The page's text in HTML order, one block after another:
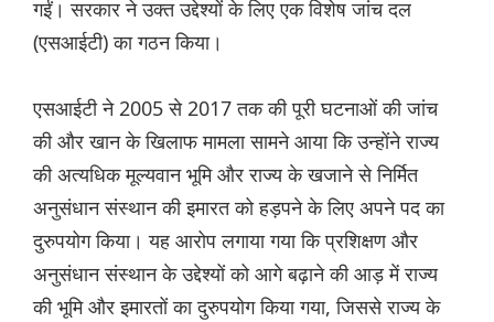
गईं। सरकार ने उक्त उद्देश्यों के लिए एक विशेष जांच दल
(एसआईटी) का गठन किया।
एसआईटी ने 2005 से 2017 तक की पूरी घटनाओं की जांच
की और खान के खिलाफ मामला सामने आया कि उन्होंने राज्य
की अत्यधिक मूल्यवान भूमि और राज्य के खजाने से निर्मित
अनुसंधान संस्थान की इमारत को हड़पने के लिए अपने पद का
दुरुपयोग किया। यह आरोप लगाया गया कि प्रशिक्षण और
अनुसंधान संस्थान के उद्देश्यों को आगे बढ़ाने की आड़ में राज्य
की भूमि और इमारतों का दुरुपयोग किया गया, जिससे राज्य के